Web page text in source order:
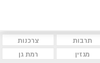
תרבות
צרכנות
מגזין רמת גן